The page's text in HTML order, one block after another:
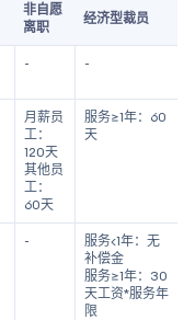
非自愿
离职
经济型裁员
- -
月薪员
工：
120天
其他员
工：
60天
服务≥1年：60
天
-
服务<1年：无
补偿金
服务≥1年：30
天工资*服务年
限